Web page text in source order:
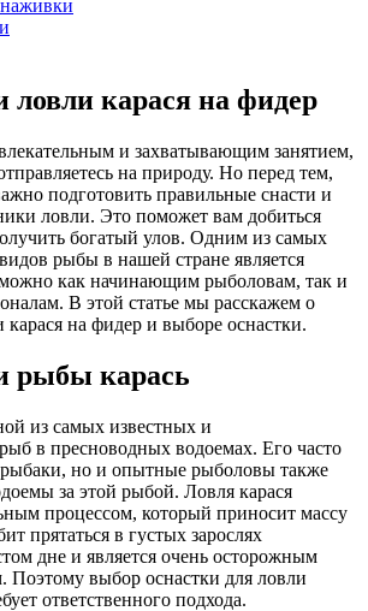
ловли карася на фидер
и захватывающим занятием,
на природу. Но перед тем,
подготовить правильные снасти и
ловли. Это поможет вам добиться
богатый улов. Одним из самых
рыбы в нашей стране является
можно как начинающим рыболовам, так и
В этой статье мы расскажем о
карася на фидер и выборе оснастки.
рыбы карась
из самых известных и
в пресноводных водоемах. Его часто
но и опытные рыболовы также
за этой рыбой. Ловля карася
процессом, который приносит массу
прятаться в густых зарослях
дне и является очень осторожным
Поэтому выбор оснастки для ловли
ответственного подхода.